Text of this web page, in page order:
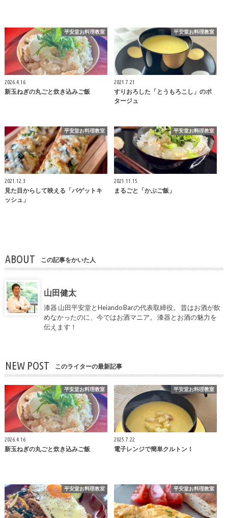
平安堂お料理教室
2026.4.16
新玉ねぎの丸ごと炊き込みご飯
平安堂お料理教室
2021.7.21
すりおろした「とうもろこし」のポ
タージュ
平安堂お料理教室
2021.12.3
見た目からして映える「バゲットキ
ッシュ」
平安堂お料理教室
2021.11.15
まるごと「かぶご飯」
ABOUT この記事をかいた人
山田健太
漆器 山田平安堂とHeiando Barの代表取締役。 昔はお酒が飲
めなかったのに、今ではお酒マニア。 漆器とお酒の魅力を
伝えます！
NEW POST このライターの最新記事
平安堂お料理教室
2026.4.16
新玉ねぎの丸ごと炊き込みご飯
平安堂お料理教室
2025.7.22
電子レンジで簡単クルトン！
平安堂お料理教室 平安堂お料理教室